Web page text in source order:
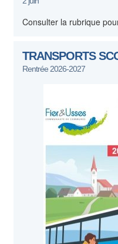
Consulter la rubrique
TRANSPORTS
Rentrée 2026-2027